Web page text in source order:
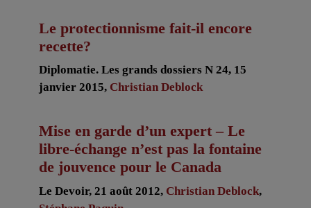
Le protectionnisme fait-il encore
recette?
Diplomatie. Les grands dossiers N 24, 15
janvier 2015, Christian Deblock
Mise en garde d’un expert – Le
libre-échange n’est pas la fontaine
de jouvence pour le Canada
Le Devoir, 21 août 2012, Christian Deblock,